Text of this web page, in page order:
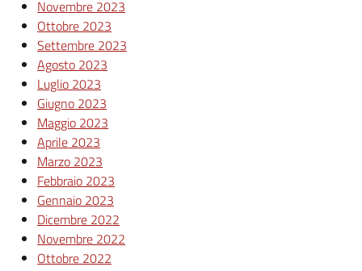
Novembre 2023
Ottobre 2023
Settembre 2023
Agosto 2023
Luglio 2023
Giugno 2023
Maggio 2023
Aprile 2023
Marzo 2023
Febbraio 2023
Gennaio 2023
Dicembre 2022
Novembre 2022
Ottobre 2022